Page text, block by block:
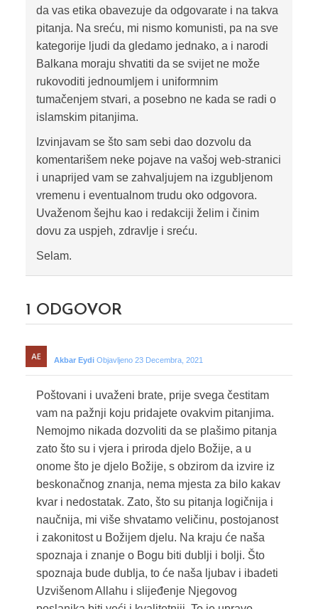
da vas etika obavezuje da odgovarate i na takva
pitanja. Na sreću, mi nismo komunisti, pa na sve
kategorije ljudi da gledamo jednako, a i narodi
Balkana moraju shvatiti da se svijet ne može
rukovoditi jednoumljem i uniformnim
tumačenjem stvari, a posebno ne kada se radi o
islamskim pitanjima.
Izvinjavam se što sam sebi dao dozvolu da
komentarišem neke pojave na vašoj web-stranici
i unaprijed vam se zahvaljujem na izgubljenom
vremenu i eventualnom trudu oko odgovora.
Uvaženom šejhu kao i redakciji želim i činim
dovu za uspjeh, zdravlje i sreću.
Selam.
1 ODGOVOR
Akbar Eydi Objavljeno 23 Decembra, 2021
Poštovani i uvaženi brate, prije svega čestitam
vam na pažnji koju pridajete ovakvim pitanjima.
Nemojmo nikada dozvoliti da se plašimo pitanja
zato što su i vjera i priroda djelo Božije, a u
onome što je djelo Božije, s obzirom da izvire iz
beskonačnog znanja, nema mjesta za bilo kakav
kvar i nedostatak. Zato, što su pitanja logičnija i
naučnija, mi više shvatamo veličinu, postojanost
i zakonitost u Božijem djelu. Na kraju će naša
spoznaja i znanje o Bogu biti dublji i bolji. Što
spoznaja bude dublja, to će naša ljubav i ibadeti
Uzvišenom Allahu i slijeđenje Njegovog